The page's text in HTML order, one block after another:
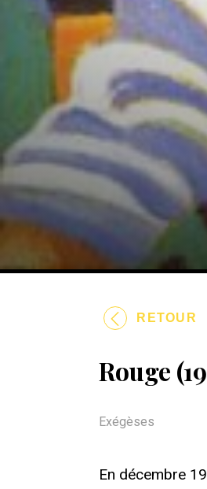
RETOUR
Rouge
Exégèses
En décembre